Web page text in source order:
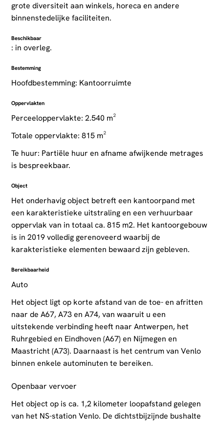
grote diversiteit aan winkels, horeca en andere
binnenstedelijke faciliteiten.
Beschikbaar
: in overleg.
Bestemming
Hoofdbestemming: Kantoorruimte
Oppervlakten
Perceeloppervlakte: 2.540 m²
Totale oppervlakte: 815 m²
Te huur: Partiële huur en afname afwijkende metrages
is bespreekbaar.
Object
Het onderhavig object betreft een kantoorpand met
een karakteristieke uitstraling en een verhuurbaar
oppervlak van in totaal ca. 815 m2. Het kantoorgebouw
is in 2019 volledig gerenoveerd waarbij de
karakteristieke elementen bewaard zijn gebleven.
Bereikbaarheid
Auto
Het object ligt op korte afstand van de toe- en afritten
naar de A67, A73 en A74, van waaruit u een
uitstekende verbinding heeft naar Antwerpen, het
Ruhrgebied en Eindhoven (A67) en Nijmegen en
Maastricht (A73). Daarnaast is het centrum van Venlo
binnen enkele autominuten te bereiken.
Openbaar vervoer
Het object op is ca. 1,2 kilometer loopafstand gelegen
van het NS-station Venlo. De dichtstbijzijnde bushalte